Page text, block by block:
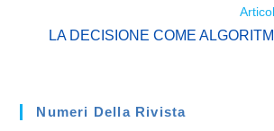
LA DECISIONE COME
Numeri Della Rivista